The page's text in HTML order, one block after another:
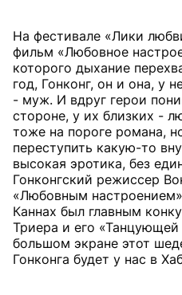
На фестивале «Лики
фильм «Любовное
которого дыхание
год, Гонконг, он и она, у
- муж. И вдруг герои
стороне, у их близких -
тоже на пороге романа,
переступить какую-то
высокая эротика, без
Гонконгский режиссер
«Любовным
Каннах был главным
Триера и его
большом экране этот
Гонконга будет у нас в